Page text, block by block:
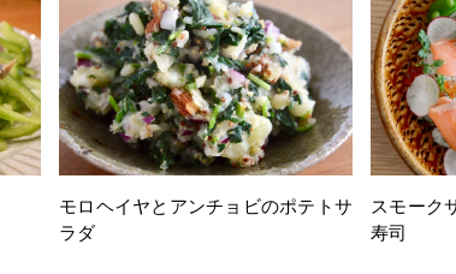
モロヘイヤとアンチョビのポテトサ
ラダ
スモーク
寿司